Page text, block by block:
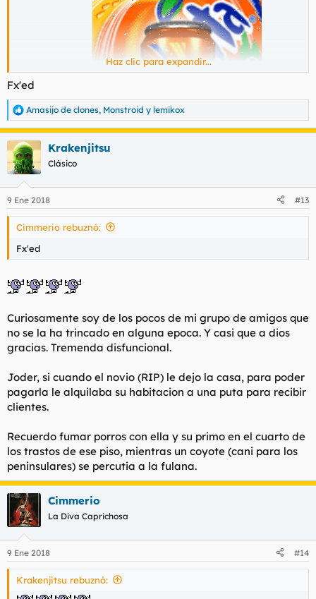
estaba tomando
con ella
cuando llama a su mejor amiga y le dice:
- Loca: Si tia, no me quiere dejar el piso, me dice que como lo
encontro el y que el lo paga que se lo queda y me busque la
vida
- Loca: Mira, llamalo y dile que estoy muy mal. Que me he
quiero matar.
- Loca: Pero no le metas mucha presion, eh?
- Yo: La cuenta por favor!
Haz clic para expandir...
Fx'ed
R
e
a
c
c
i
e
s
Amasijo de clones, Monstroid y lemikox
Krakenjitsu
Clásico
9 Ene 2018 #13
Cimmerio rebuznó:
Fx'ed
Curiosamente soy de los pocos de mi grupo de amigos que
no se la ha trincado en alguna epoca. Y casi que a dios
gracias. Tremenda disfuncional.
Joder, si cuando el novio (RIP) le dejo la casa, para poder
pagarla le alquilaba su habitacion a una puta para recibir
clientes.
Recuerdo fumar porros con ella y su primo en el cuarto de
los trastos de ese piso, mientras un coyote (cani para los
peninsulares) se percutia a la fulana.
Cimmerio
La Diva Caprichosa
9 Ene 2018 #14
Krakenjitsu rebuznó: